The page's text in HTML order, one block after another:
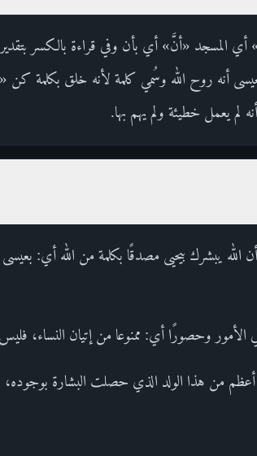
أي المسجد «أنَّ» أي بأن وفي قراءة بالكسر
أنه روح الله وسُمي كلمة لأنه خلق بكلمة كن
لم يعمل خطيئة ولم يهم بها.
أن الله يبشرك بيحيى مصدقًا بكلمة من الله أي:
وحصورًا أي: ممنوعا من إتيان النساء،
أعظم من هذا الولد الذي حصلت البشارة بوجوده،